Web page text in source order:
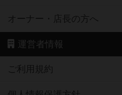
オーナー・店長の方へ
運営者情報
ご利用規約